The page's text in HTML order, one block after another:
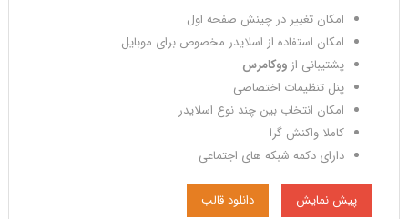
امکان تغییر در چینش صفحه اول
امکان استفاده از اسلایدر مخصوص برای موبایل
پشتیبانی ازووکامرس
پنل تنظیمات اختصاصی
امکان انتخاب بین چند نوع اسلایدر
کاملا واکنش گرا
دارای دکمه شبکه های اجتماعی
پیش نمایش دانلود قالب